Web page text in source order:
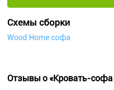
Схемы сборки
Wood Home софа
Отзывы о «Кровать-софа